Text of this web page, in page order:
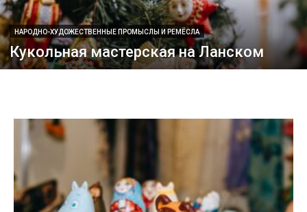
НАРОДНО-ХУДОЖЕСТВЕННЫЕ ПРОМЫСЛЫ И РЕМЁСЛА
Кукольная мастерская на Ланском